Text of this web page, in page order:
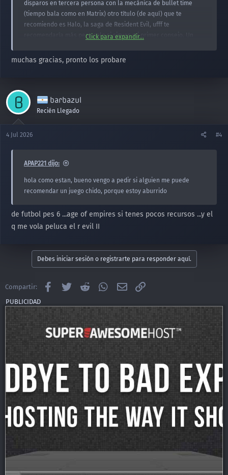
disparos en tercera persona con la mecánica de bullet time
(tiempo bala como en Matrix) otro título (de aquí) que te
recomiendo es Halo, la saga de Resident Evil, ufff te
recomendaría más pero solo si sigues mi primer consejo. Un
steam, o en cierta página enemiga de esta, es Just Cause 2 y 3.
Click para expandir...
muchas gracias, pronto los probare
B barbazul
Recién Llegado
4 Jul 2026 #4
APAP221 dijo:
hola como estan, bueno vengo a pedir si alguien me puede
recomendar un juego chido, porque estoy aburrido
de futbol pes 6 ...age of empires si tenes pocos recursos ...y el
q me vola peluca el r evil II
Debes iniciar sesión o registrarte para responder aquí.
Compartir: FacebookTwitter Reddit WhatsApp
Email